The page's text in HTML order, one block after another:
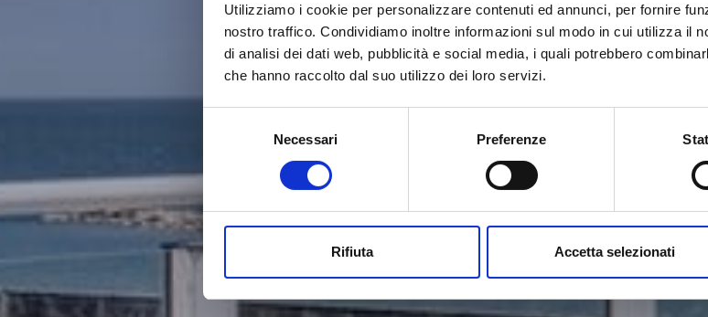
Utilizziamo i cookie per personalizzare contenuti ed annunci, per fornire
nostro traffico. Condividiamo inoltre informazioni sul modo in cui utilizza il
di analisi dei dati web, pubblicità e social media, i quali potrebbero
che hanno raccolto dal suo utilizzo dei loro servizi.
Necessari Preferenze
Rifiuta Accetta selezionati
ATTICO BLU